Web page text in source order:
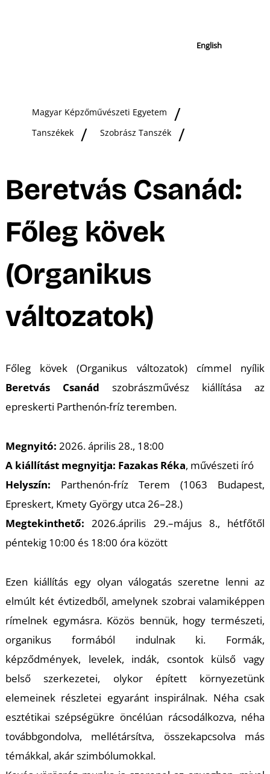
English
Magyar Képzőművészeti Egyetem
Tanszékek
Szobrász Tanszék
Beretvás Csanád:
Főleg kövek
(Organikus
változatok)
Főleg kövek (Organikus változatok) címmel nyílik
Beretvás Csanád szobrászművész kiállítása az
epreskerti Parthenón-fríz teremben.
Megnyitó: 2026. április 28., 18:00
A kiállítást megnyitja: Fazakas Réka, művészeti író
Helyszín: Parthenón-fríz Terem (1063 Budapest,
Epreskert, Kmety György utca 26–28.)
Megtekinthető: 2026.április 29.–május 8., hétfőtől
péntekig 10:00 és 18:00 óra között
Ezen kiállítás egy olyan válogatás szeretne lenni az
elmúlt két évtizedből, amelynek szobrai valamiképpen
rímelnek egymásra. Közös bennük, hogy természeti,
organikus formából indulnak ki. Formák,
képződmények, levelek, indák, csontok külső vagy
belső szerkezetei, olykor épített környezetünk
elemeinek részletei egyaránt inspirálnak. Néha csak
esztétikai szépségükre öncélúan rácsodálkozva, néha
továbbgondolva, mellétársítva, összekapcsolva más
témákkal, akár szimbólumokkal.